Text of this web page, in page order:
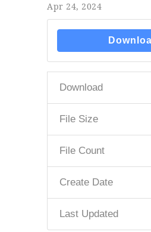
Apr 24, 2024
Download
File Size
File Count
Create Date
Last Updated